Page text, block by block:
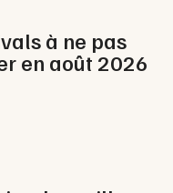
à ne pas
en août 2026